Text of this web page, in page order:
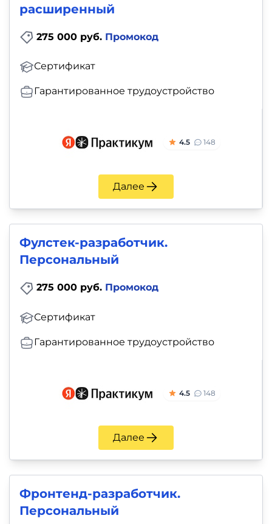
расширенный
275 000 руб. Промокод
Сертификат
Гарантированное трудоустройство
4.5 148
Далее
Фулстек-разработчик.
Персональный
275 000 руб. Промокод
Сертификат
Гарантированное трудоустройство
4.5 148
Далее
Фронтенд-разработчик.
Персональный